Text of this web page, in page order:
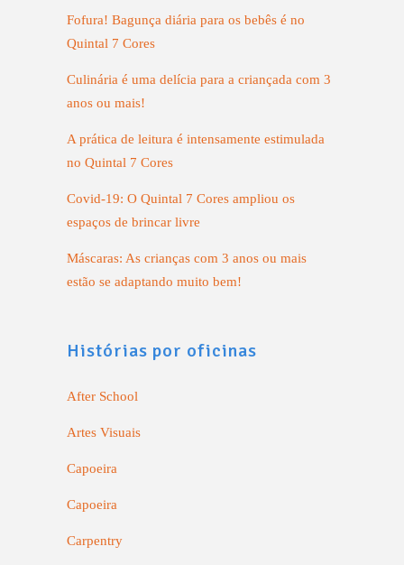
Fofura! Bagunça diária para os bebês é no
Quintal 7 Cores
Culinária é uma delícia para a criançada com 3
anos ou mais!
A prática de leitura é intensamente estimulada
no Quintal 7 Cores
Covid-19: O Quintal 7 Cores ampliou os
espaços de brincar livre
Máscaras: As crianças com 3 anos ou mais
estão se adaptando muito bem!
Histórias por oficinas
After School
Artes Visuais
Capoeira
Capoeira
Carpentry